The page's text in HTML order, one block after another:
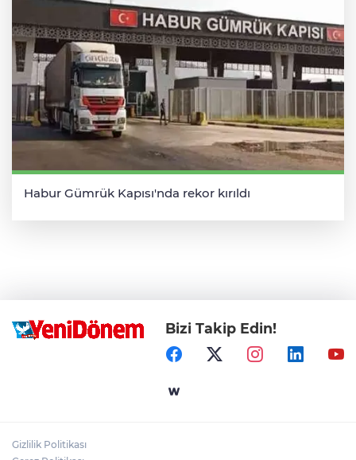
Habur Gümrük Kapısı'nda rekor kırıldı
Bizi Takip Edin!
Gizlilik Politikası